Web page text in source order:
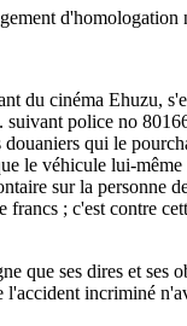
d'homologation
du cinéma Ehuzu,
police no
qui le
le véhicule lui-
sur la personne
; c'est contre
ses dires et ses
incriminé